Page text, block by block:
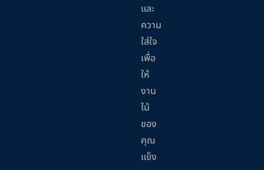
และ
ความ
ใส่ใจ
เพื่อ
ให้
งาน
ไม้
ของ
คุณ
แข็ง